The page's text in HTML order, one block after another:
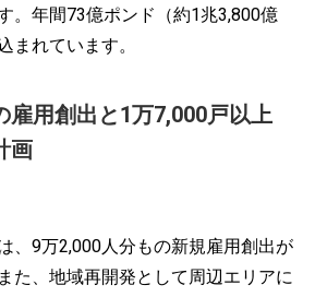
。年間73億ポンド（約1兆3,800億
まれています。
雇用創出と1万7,000戸以上
画
、9万2,000人分もの新規雇用創出が
た、地域再開発として周辺エリアに